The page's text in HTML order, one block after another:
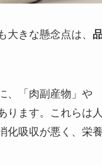
きな懸念点は、
、「肉副産物」や
ります。これらは
化吸収が悪く、栄